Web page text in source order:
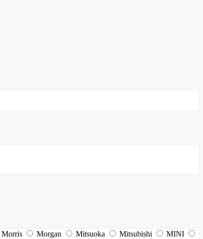
Morris Morgan Mitsuoka Mitsubishi
MINI